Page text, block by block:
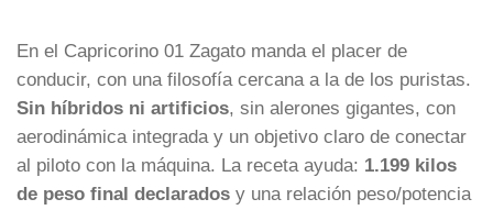
En el Capricorino 01 Zagato manda el placer de
conducir, con una filosofía cercana a la de los puristas.
Sin híbridos ni artificios, sin alerones gigantes, con
aerodinámica integrada y un objetivo claro de conectar
al piloto con la máquina. La receta ayuda: 1.199 kilos
de peso final declarados y una relación peso/potencia